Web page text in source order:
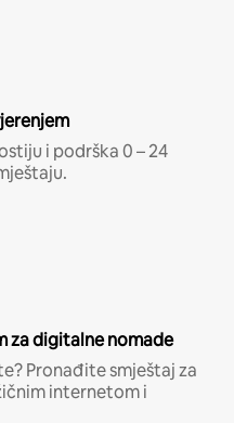
i podrška 0 – 24
za digitalne nomade
Pronađite smještaj za
internetom i